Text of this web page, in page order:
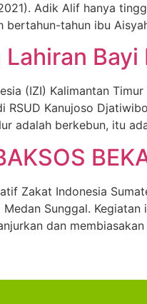
Adik Alif hanya
bertahun-tahun ibu
(IZI) Kalimantan
Kanujoso
adalah berkebun, itu
Zakat Indonesia
Sunggal.
dan